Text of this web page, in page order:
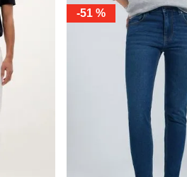
-51 %